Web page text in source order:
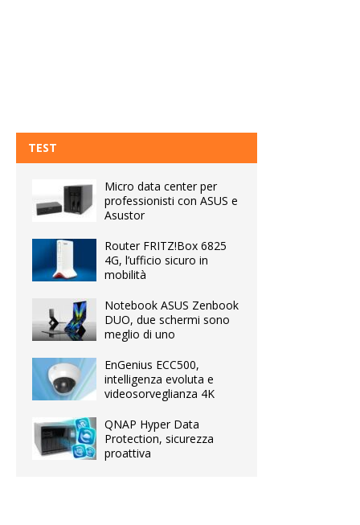
TEST
Micro data center per
professionisti con ASUS e
Asustor
Router FRITZ!Box 6825
4G, l’ufficio sicuro in
mobilità
Notebook ASUS Zenbook
DUO, due schermi sono
meglio di uno
EnGenius ECC500,
intelligenza evoluta e
videosorveglianza 4K
QNAP Hyper Data
Protection, sicurezza
proattiva